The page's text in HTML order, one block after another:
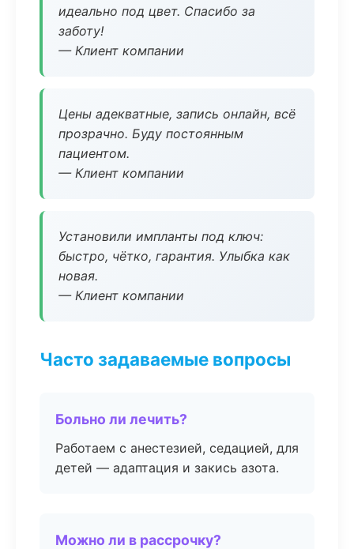
идеально под цвет. Спасибо за
заботу!
— Клиент компании
Цены адекватные, запись онлайн, всё
прозрачно. Буду постоянным
пациентом.
— Клиент компании
Установили импланты под ключ:
быстро, чётко, гарантия. Улыбка как
новая.
— Клиент компании
Часто задаваемые вопросы
Больно ли лечить?
Работаем с анестезией, седацией, для
детей — адаптация и закись азота.
Можно ли в рассрочку?